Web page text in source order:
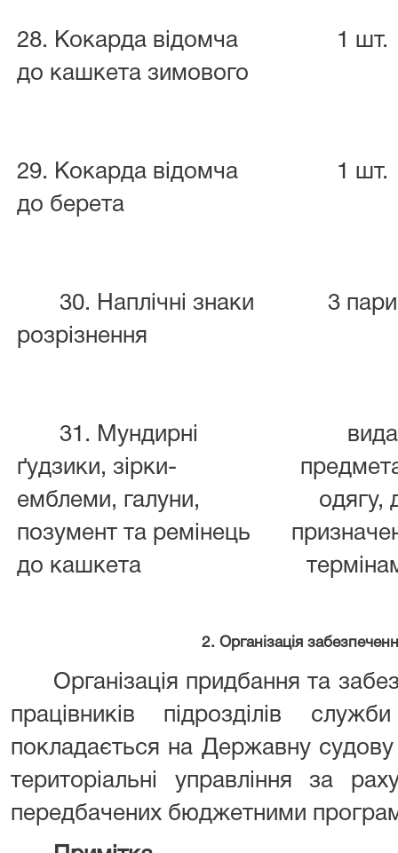
28. Кокарда відомча
до кашкета зимового
1 шт.
29. Кокарда відомча
до берета
1 шт.
30. Наплічні знаки
розрізнення
3
31. Мундирні
ґудзики, зірки-
емблеми, галуни,
позумент та ремінець
до кашкета
одягу,
2. Організація
Організація придбання та
працівників підрозділів
покладається на Державну судову
територіальні управління за
передбачених бюджетними